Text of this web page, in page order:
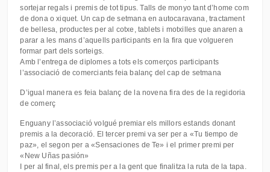
sortejar regals i premis de tot tipus. Talls de monyo tant d’home com
de dona o xiquet. Un cap de setmana en autocaravana, tractament
de bellesa, productes per al cotxe, tablets i motxilles que anaren a
parar a les mans d’aquells participants en la fira que volgueren
formar part dels sorteigs.
Amb l’entrega de diplomes a tots els comerços participants
l’associació de comerciants feia balanç del cap de setmana
D’igual manera es feia balanç de la novena fira des de la regidoria
de comerç
Enguany l’associació volgué premiar els millors estands donant
premis a la decoració. El tercer premi va ser per a «Tu tiempo de
paz», el segon per a «Sensaciones de Te» i el primer premi per
«New Uñas pasión»
I per al final, els premis per a la gent que finalitza la ruta de la tapa.